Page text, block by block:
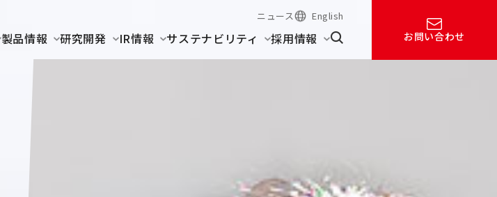
ニュース English
製品情報 研究開発 IR情報 サステナビリティ 採用情報 お問い合わせ